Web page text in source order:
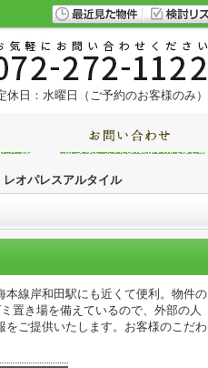
休日：水曜日（ご予約のお客様のみ）
レオパレスアルタイル
線岸和田駅にも近くて便利。物件の
置き場を備えているので、外部の人
ご提供いたします。お客様のこだわ